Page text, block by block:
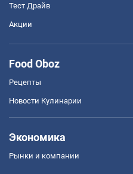
Тест Драйв
Акции
Food Oboz
Рецепты
Новости Кулинарии
Экономика
Рынки и компании